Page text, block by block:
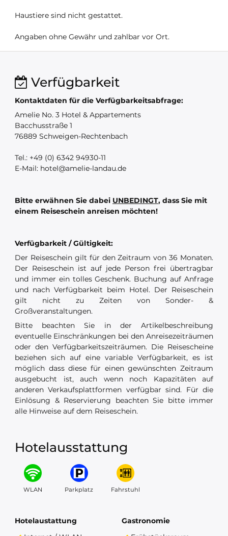
Haustiere sind nicht gestattet.
Angaben ohne Gewähr und zahlbar vor Ort.
Verfügbarkeit
Kontaktdaten für die Verfügbarkeitsabfrage:
Amelie No. 3 Hotel & Appartements
Bacchusstraße 1
76889 Schweigen-Rechtenbach
Tel.: +49 (0) 6342 94930-11
E-Mail: hotel@amelie-landau.de
Bitte erwähnen Sie dabei UNBEDINGT, dass Sie mit
einem Reiseschein anreisen möchten!
Verfügbarkeit / Gültigkeit:
Der Reiseschein gilt für den Zeitraum von 36 Monaten.
Der Reiseschein ist auf jede Person frei übertragbar
und immer ein tolles Geschenk. Buchung auf Anfrage
und nach Verfügbarkeit beim Hotel. Der Reiseschein
gilt nicht zu Zeiten von Sonder- &
Großveranstaltungen.
Bitte beachten Sie in der Artikelbeschreibung
eventuelle Einschränkungen bei den Anreisezeiträumen
oder den Verfügbarkeitszeiträumen. Die Reisescheine
beziehen sich auf eine variable Verfügbarkeit, es ist
möglich dass diese für einen gewünschten Zeitraum
ausgebucht ist, auch wenn noch Kapazitäten auf
anderen Verkaufsplattformen verfügbar sind. Für die
Einlösung & Reservierung beachten Sie bitte immer
alle Hinweise auf dem Reiseschein.
Hotelausstattung
WLAN Parkplatz Fahrstuhl
Hotelaustattung
Gastronomie